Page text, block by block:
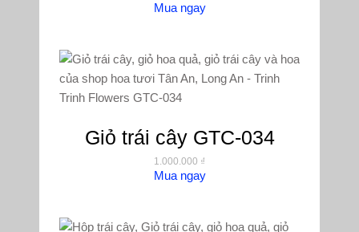
Mua ngay
Giỏ trái cây GTC-034
1.000.000 ₫
Mua ngay